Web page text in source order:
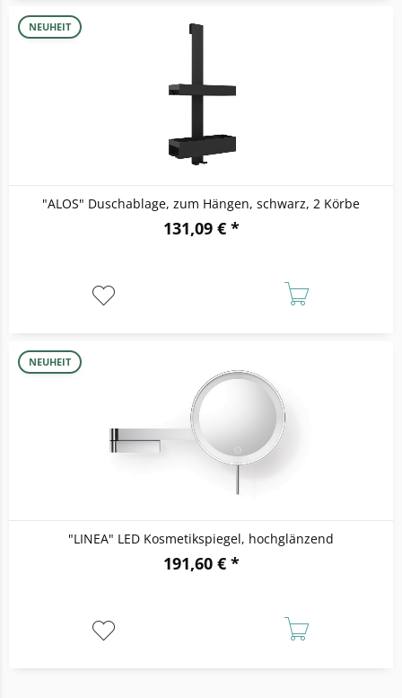
NEUHEIT
"ALOS" Duschablage, zum Hängen, schwarz, 2 Körbe
131,09 € *
NEUHEIT
"LINEA" LED Kosmetikspiegel, hochglänzend
191,60 € *